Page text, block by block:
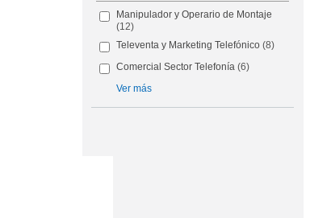
Manipulador y Operario de Montaje
(12)
Televenta y Marketing Telefónico (8)
Comercial Sector Telefonía (6)
Ver más